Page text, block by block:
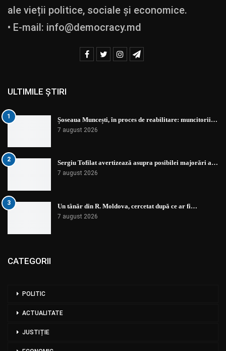
ale vieții politice, sociale și economice.
• E-mail: info@democracy.md
ULTIMILE ȘTIRI
1 Șoseaua Muncești, în proces de reabilitare: muncitorii…
7 august 2026
2 Sergiu Tofilat avertizează asupra posibilei majorări a…
7 august 2026
3 Un tânăr din R. Moldova, cercetat după ce ar fi…
7 august 2026
CATEGORII
POLITIC
ACTUALITATE
JUSTIȚIE